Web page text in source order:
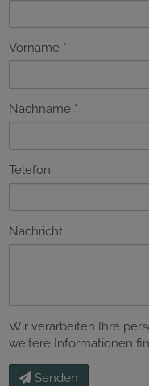
Vorname
Nachname
Telefon
Nachricht
Wir verarbeiten Ihre
weitere Informationen
Senden